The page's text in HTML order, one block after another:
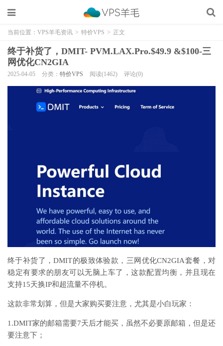
当前位置： VPS羊毛资讯 > 特价VPS > 正文
终于补货了，DMIT- PVM.LAX.Pro.$49.9 &$100-三
网优化CN2GIA
2025-04-05 分类： 特价VPS 阅读(1462) 评论(0)
终于补货了，DMIT的极致体验款，三网优化CN2GIA套餐，对
稳定有要求的朋友可以无脑上车了，这款配置均衡，并且现在
支持15天换IP和超流量不停机。
这款非常划算，但是大家购买要注意，尤其是小白玩家：
1.DMIT家的邮箱需要7天后才能买，虽然不必要原邮箱，但是还
要注意下；